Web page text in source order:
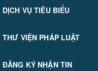
DỊCH VỤ TIÊU BIỂU
THƯ VIỆN PHÁP LUẬT
ĐĂNG KÝ NHẬN TIN